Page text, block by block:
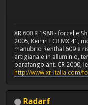
XR 600 R 1988 - forcelle
2005, Keihin FCR MX 41,
manubrio Renthal 609 e
artigianale in alluminio,
parafango ant. CR 2000,
http://www.xr-italia.com/
Radarf